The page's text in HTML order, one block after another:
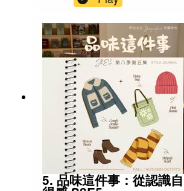
¼茶匙小月桂葉
罐裝番茄罐頭796毫升（28盎司），瀝
1茶匙紅糖
½杯熱雞湯
156毫升番茄醬膏
適量鹽和胡椒
📘Rachel Ray的羊排薄荷醬食譜：
容）是我們的共業，也是共同的
下集含催眠妹妹考上樂團大提琴
程） 《S7E16 管太多？不夠嚴？
有感！》 《Ep 39 餐桌上的手機
時期Screen Time放輕鬆--我們的
off：關掉（大腦）、放空 seating
試｜試鏡/試聽Sebastian 賽巴斯
者prey 獵物🌟金句 「音樂在我生
的，但它不是全部。」 「寧可縮
不要間斷。」 「媽媽是你的一面
需要天天照鏡子，就等到需要的
我。」 「表演的目的不是表現自
樂帶給你的快樂。」 「我們只是
界上的其中一個資源而已。」 「
學，只要還是喜歡音樂，就已經
了。」 📚參考資料 《蜜蜂與月
重新學琴的契機） Music
樂課程） Music for Young
——Pauline、Jacqueline、
學琴心路歷程談起，分享如何培
興趣、決定樂器、找老師、建立
面對孩子說「我不想學了」時該
有標準答案，只有真實經驗與實
有正在陪孩子學音樂、或想重新
育」的爸媽收聽。下集節目後半
享上週「催眠」妹妹，幫妹妹克
團首席的過程。❤️ 本重播適合收
齡前到小學階段孩子、正在考慮
音樂／樂器的爸媽 自己曾因學琴
不同方式引導孩子的父母 對「培
紀律」感到兩難的家長 想了解美
如何安排練琴、選老師、處理撞
聽真實經驗分享、而非純理論教
5. 品味這件事：從認識